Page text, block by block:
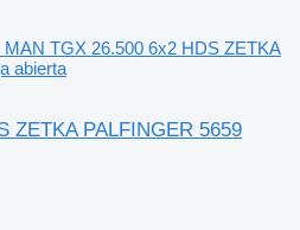
MAN TGX 26.500 6x2 HDS ZETKA
abierta
ZETKA PALFINGER 5659